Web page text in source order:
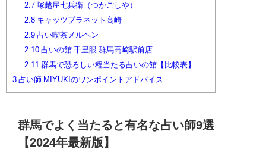
2.7塚越屋七兵衛（つかごしや）
2.8キャッツプラネット高崎
2.9占い喫茶メルヘン
2.10占いの館 千里眼 群馬高崎駅前店
2.11 群馬で恐ろしい程当たる占いの館【比較表】
3 占い師 MIYUKIのワンポイントアドバイス
群馬でよく当たると有名な占い師9選
【2024年最新版】